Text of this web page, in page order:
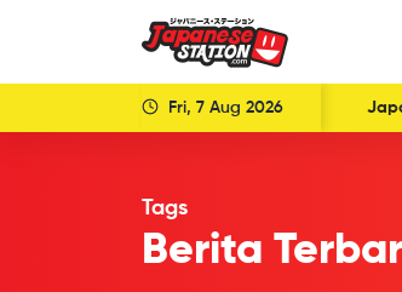
Fri, 7 Aug 2026
Tags
Berita